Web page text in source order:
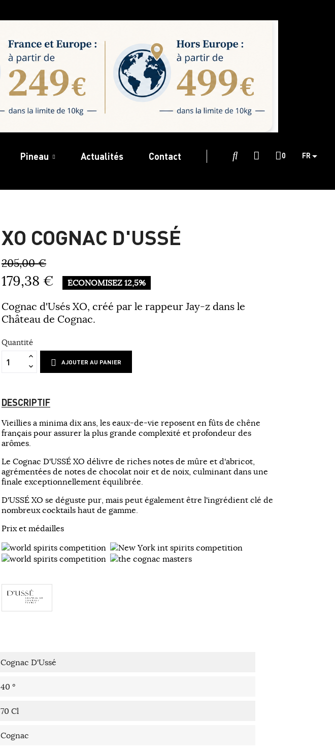
Pineau Actualités Contact 0 FR
XO COGNAC D'USSÉ
205,00 €
179,38 € ÉCONOMISEZ 12,5%
Cognac d'Usés XO, créé par le rappeur Jay-z dans le
Château de Cognac.
Quantité
AJOUTER AU PANIER
DESCRIPTIF
Vieillies a minima dix ans, les eaux-de-vie reposent en fûts de chêne
français pour assurer la plus grande complexité et profondeur des
arômes.
Le Cognac D'USSÉ XO délivre de riches notes de mûre et d'abricot,
agrémentées de notes de chocolat noir et de noix, culminant dans une
finale exceptionnellement équilibrée.
D'USSÉ XO se déguste pur, mais peut également être l'ingrédient clé de
nombreux cocktails haut de gamme.
Prix et médailles
Cognac D'Ussé
40 °
70 Cl
Cognac